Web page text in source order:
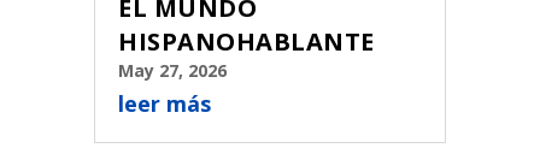
EL MUNDO
HISPANOHABLANTE
May 27, 2026
leer más